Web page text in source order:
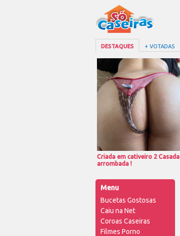
DESTAQUES + VOTADAS
Criada em cativeiro 2 Casada
arrombada !
Menu
Bucetas Gostosas
Caiu na Net
Coroas Caseiras
Filmes Porno